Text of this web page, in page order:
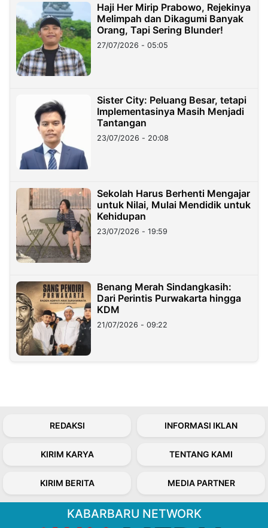
Haji Her Mirip Prabowo, Rejekinya
Melimpah dan Dikagumi Banyak
Orang, Tapi Sering Blunder!
27/07/2026 - 05:05
Sister City: Peluang Besar, tetapi
Implementasinya Masih Menjadi
Tantangan
23/07/2026 - 20:08
Sekolah Harus Berhenti Mengajar
untuk Nilai, Mulai Mendidik untuk
Kehidupan
23/07/2026 - 19:59
Benang Merah Sindangkasih:
Dari Perintis Purwakarta hingga
KDM
21/07/2026 - 09:22
REDAKSI INFORMASI IKLAN
KIRIM KARYA TENTANG KAMI
KIRIM BERITA MEDIA PARTNER
KABARBARU NETWORK